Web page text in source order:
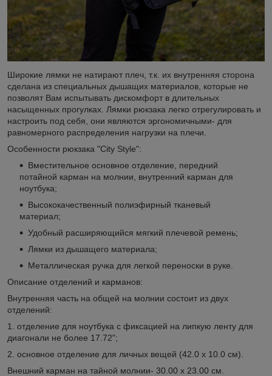
Широкие лямки не натирают плеч, т.к. их внутренняя сторона
сделана из специальных дышащих материалов, которые не
позволят Вам испытывать дискомфорт в длительных
насыщенных прогулках. Лямки рюкзака легко отрегулировать и
настроить под себя, они являются эргономичными- для
равномерного распределения нагрузки на плечи.
Особенности рюкзака "City Style":
Вместительное основное отделение, передний
потайной карман на молнии, внутренний карман для
ноутбука;
Высококачественный полиэфирный тканевый
материал;
Удобный расширяющийся мягкий плечевой ремень;
Лямки из дышащего материала;
Металлическая ручка для легкой переноски в руке.
Описание отделений и карманов:
Внутренняя часть на общей на молнии состоит из двух
отделений:
1. отделение для ноутбука с фиксацией на липкую ленту для
диагонали не более 17.72";
2. основное отделение для личных вещей (42.0 х 10.0 см).
Внешний карман на тайной молнии- 30.00 х 23.00 см.